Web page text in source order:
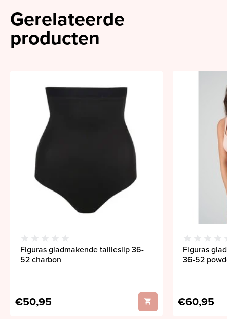
Gerelateerde
producten
Figuras gladmakende tailleslip 36-
52 charbon
€50,95
Figuras
36-52
€60,95